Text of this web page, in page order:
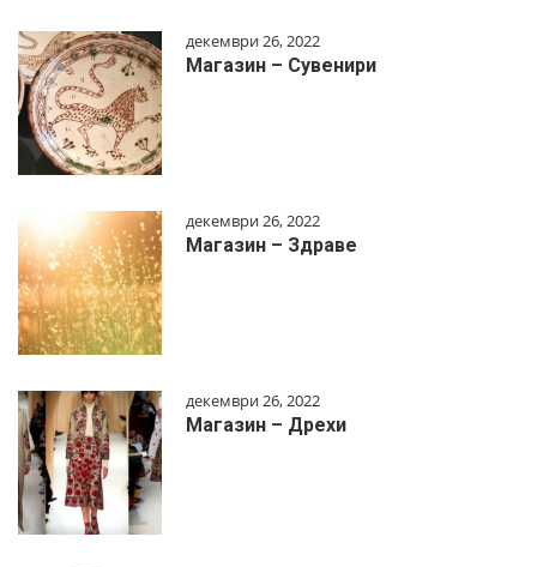
декември 26, 2022
Магазин – Сувенири
декември 26, 2022
Магазин – Здраве
декември 26, 2022
Магазин – Дрехи